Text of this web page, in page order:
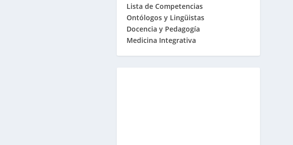
Lista de Competencias
Ontólogos y Lingüistas
Docencia y Pedagogía
Medicina Integrativa